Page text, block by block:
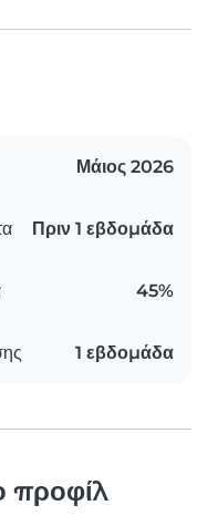
Μάιος 2026
Πριν 1 εβδομάδα
45%
1 εβδομάδα
προφίλ